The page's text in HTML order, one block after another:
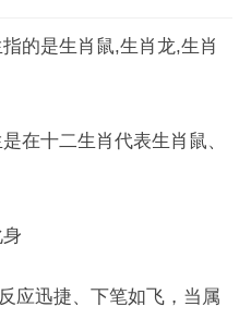
的是生肖鼠,生肖龙,生肖
在十二生肖代表生肖鼠、
应迅捷、下笔如飞，当属